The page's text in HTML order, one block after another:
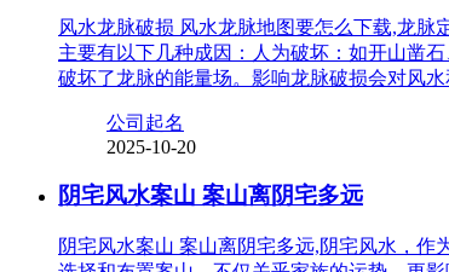
风水龙脉破损 风水龙脉地图要怎么下载,龙
主要有以下几种成因：人为破坏：如开山凿
破坏了龙脉的能量场。影响龙脉破损会对风
公司起名
2025-10-20
阴宅风水案山 案山离阴宅多远
阴宅风水案山 案山离阴宅多远,阴宅风水，